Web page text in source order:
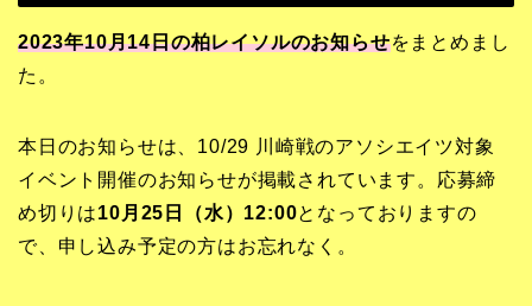
2023年10月14日の柏レイソルのお知らせをまとめまし
た。
本日のお知らせは、10/29 川崎戦のアソシエイツ対象
イベント開催のお知らせが掲載されています。応募締
め切りは10月25日（水）12:00となっておりますの
で、申し込み予定の方はお忘れなく。